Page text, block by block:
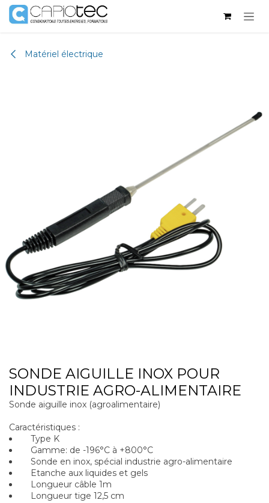
Skip to Content
Matériel électrique
SONDE AIGUILLE INOX POUR
INDUSTRIE AGRO-ALIMENTAIRE
Sonde aiguille inox (agroalimentaire)
Caractéristiques :
Type K
Gamme: de -196°C à +800°C
Sonde en inox, spécial industrie agro-alimentaire
Etanche aux liquides et gels
Longueur câble 1m
Longueur tige 12,5 cm